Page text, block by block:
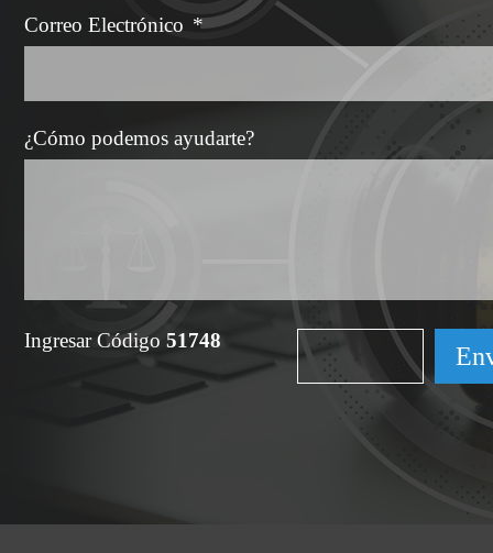
*
Correo Electrónico
¿Cómo podemos ayudarte?
Ingresar Código 51748